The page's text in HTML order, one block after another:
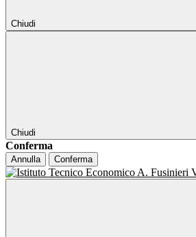
Chiudi
Chiudi
Conferma
Annulla Conferma